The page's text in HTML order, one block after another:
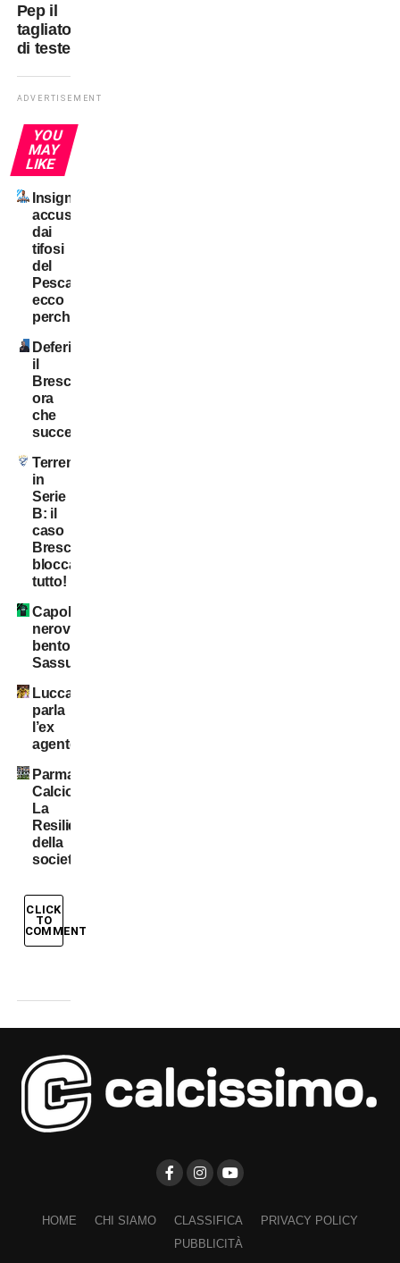
Pep il
tagliatore
di teste
ADVERTISEMENT
YOU
MAY
LIKE
Insigne
accusato
dai
tifosi
del
Pescara:
ecco
perché
Deferito
il
Brescia:
ora
che
succede?
Terremoto
in
Serie
B: il
caso
Brescia
blocca
tutto!
Capolavoro
neroverde:
bentornato
Sassuolo!
Lucca:
parla
l’ex
agente
Parma
Calcio:
La
Resilienza
della
società
CLICK
TO
COMMENT
HOME CHI SIAMO CLASSIFICA
PRIVACY POLICY
PUBBLICITÀ